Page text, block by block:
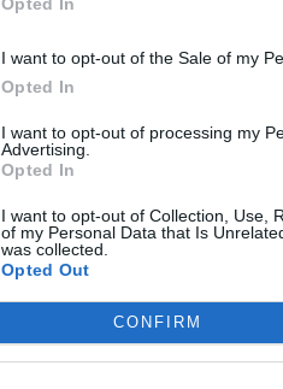
I want to opt-out of the Sale of my
Opted In
I want to opt-out of processing my
Advertising.
Opted In
I want to opt-out of Collection, Use,
of my Personal Data that Is
was collected.
Opted Out
CONFIRM